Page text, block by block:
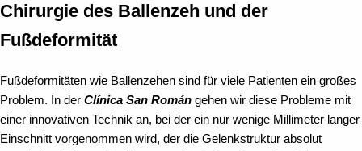
Chirurgie des Ballenzeh und der
Fußdeformität
Fußdeformitäten wie Ballenzehen sind für viele Patienten ein großes
Problem. In der Clínica San Román gehen wir diese Probleme mit
einer innovativen Technik an, bei der ein nur wenige Millimeter langer
Einschnitt vorgenommen wird, der die Gelenkstruktur absolut